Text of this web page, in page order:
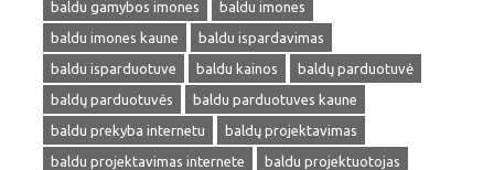
baldu gamybos imones
baldu imones
baldu imones kaune
baldu ispardavimas
baldu isparduotuve
baldu kainos
baldų parduotuvė
baldų parduotuvės
baldu parduotuves kaune
baldu prekyba internetu
baldų projektavimas
baldu projektavimas internete
baldu projektuotojas